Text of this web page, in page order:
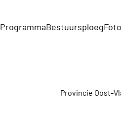
ProgrammaBestuursploeg
Provincie Oost-